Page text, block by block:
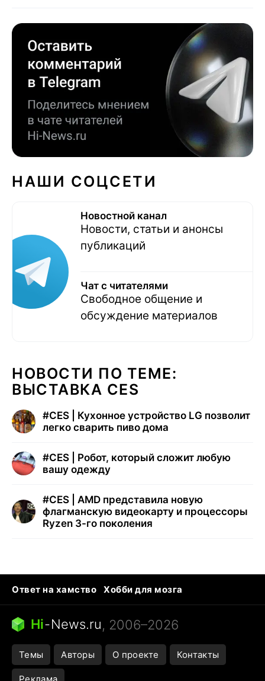
НАШИ СОЦСЕТИ
Новостной канал
Новости, статьи и анонсы
публикаций
Чат с читателями
Свободное общение и
обсуждение материалов
НОВОСТИ ПО ТЕМЕ:
ВЫСТАВКА CES
#CES | Кухонное устройство LG позволит
легко сварить пиво дома
#CES | Робот, который сложит любую
вашу одежду
#CES | AMD представила новую
флагманскую видеокарту и процессоры
Ryzen 3-го поколения
Ответ на хамство
Хобби для мозга
Бензин 100 и 95
Тунцы в океанариуме
Следующая пандемия
Hi-News.ru, 2006–2026
Темы Авторы О проекте Контакты